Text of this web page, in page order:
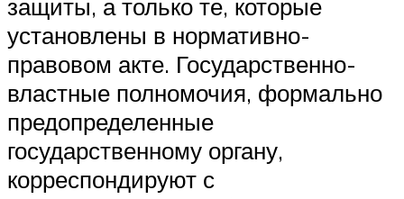
защиты, а только те, которые
установлены в нормативно-
правовом акте. Государственно-
властные полномочия, формально
предопределенные
государственному органу,
корреспондируют с